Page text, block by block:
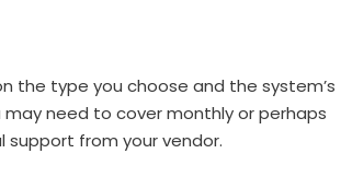
type you choose and the system’s
need to cover monthly or perhaps
from your vendor.